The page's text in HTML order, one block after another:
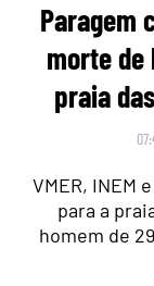
Paragem
morte de
praia
VMER, INEM
para a
homem de